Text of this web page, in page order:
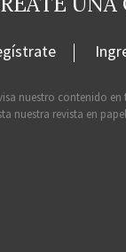
nuestro contenido
nuestra revista en